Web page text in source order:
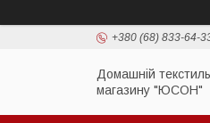
+380 (68) 833-64-
Домашній текстиль
магазину "ЮСОН"